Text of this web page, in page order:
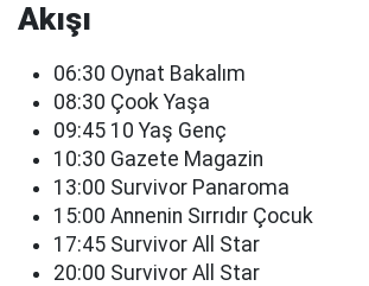
Akışı
06:30 Oynat Bakalım
08:30 Çook Yaşa
09:45 10 Yaş Genç
10:30 Gazete Magazin
13:00 Survivor Panaroma
15:00 Annenin Sırrıdır Çocuk
17:45 Survivor All Star
20:00 Survivor All Star